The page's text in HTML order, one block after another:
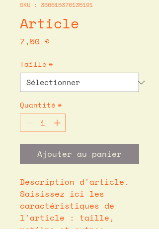
SKU : 366615376135191
Article
7,50 €
Taille *
Quantité *
Ajouter au panier
Description d'article.
Saisissez ici les
caractéristiques de
l'article : taille,
matière et autres